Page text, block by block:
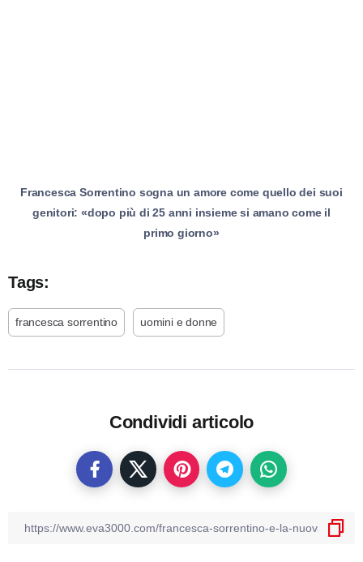
Francesca Sorrentino sogna un amore come quello dei suoi
genitori: «dopo più di 25 anni insieme si amano come il
primo giorno»
Tags:
francesca sorrentino uomini e donne
Condividi articolo